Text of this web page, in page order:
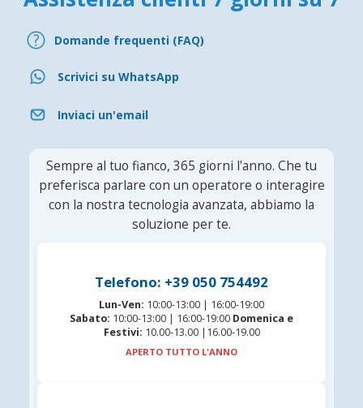
Domande frequenti (FAQ)
Scrivici su WhatsApp
Inviaci un'email
Sempre al tuo fianco, 365 giorni l'anno. Che tu
preferisca parlare con un operatore o interagire
con la nostra tecnologia avanzata, abbiamo la
soluzione per te.
Telefono: +39 050 754492
Lun-Ven: 10:00-13:00 | 16:00-19:00
Sabato: 10:00-13:00 | 16:00-19:00 Domenica e
Festivi: 10.00-13.00 |16.00-19.00
APERTO TUTTO L'ANNO